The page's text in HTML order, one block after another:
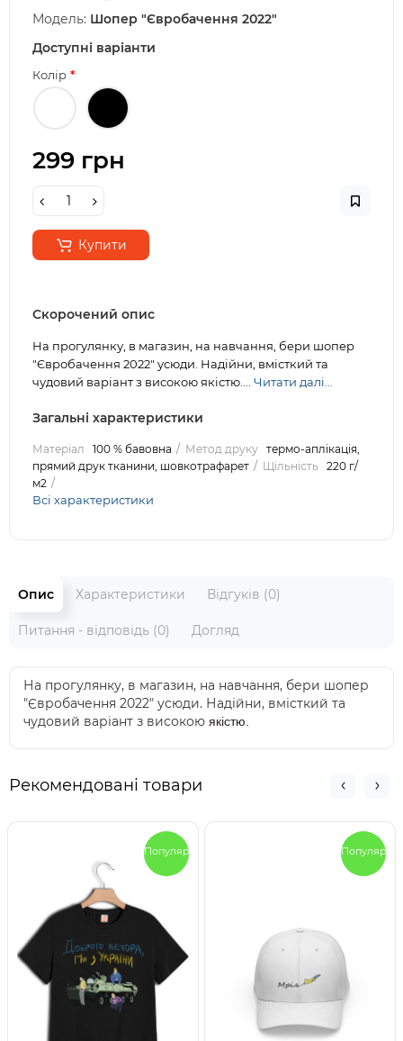
Модель: Шопер "Євробачення 2022"
Доступні варіанти
Колір
299 грн
Купити
Скорочений опис
На прогулянку, в магазин, на навчання, бери шопер
"Євробачення 2022" усюди. Надійни, вмісткий та
чудовий варіант з високою якістю.... Читати далі...
Загальні характеристики
Матеріал 100 % бавовна Метод друку термо-аплікація,
прямий друк тканини, шовкотрафарет
Щільність 220 г/
м2
Всі характеристики
Опис Характеристики Відгуків (0)
Питання - відповідь (0) Догляд
На прогулянку, в магазин, на навчання, бери шопер
"Євробачення 2022" усюди. Надійни, вмісткий та
чудовий варіант з високою якістю.
Рекомендовані товари
Популярный